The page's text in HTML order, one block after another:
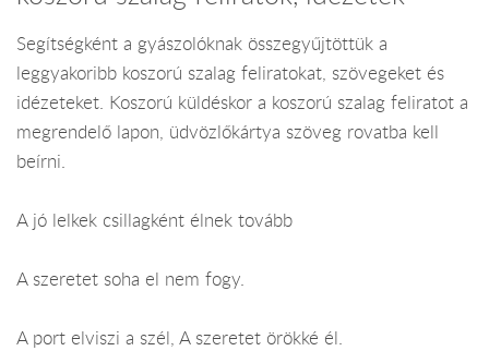
Segítségként a gyászolóknak összegyűjtöttük a
leggyakoribb koszorú szalag feliratokat, szövegeket és
idézeteket. Koszorú küldéskor a koszorú szalag feliratot a
megrendelő lapon, üdvözlőkártya szöveg rovatba kell
beírni.
A jó lelkek csillagként élnek tovább
A szeretet soha el nem fogy.
A port elviszi a szél, A szeretet örökké él.